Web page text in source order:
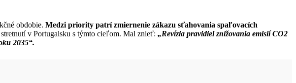
obdobie. Medzi priority patrí zmiernenie zákazu sťahovania spaľovacích
v Portugalsku s týmto cieľom. Mal znieť: „Revízia pravidiel znižovania emisií CO2
2035“.